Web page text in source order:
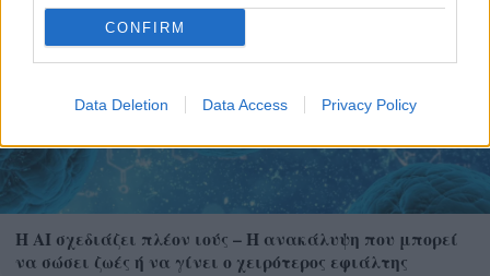
CONFIRM
Data Deletion Data Access Privacy Policy
Η AI σχεδιάζει πλέον ιούς – Η ανακάλυψη που μπορεί
να σώσει ζωές ή να γίνει ο χειρότερος εφιάλτης